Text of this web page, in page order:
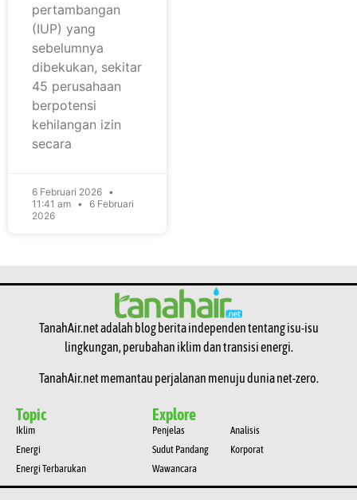
pertambangan
(IUP) yang
sebelumnya
dibekukan, sekitar
45 perusahaan
berpotensi
kehilangan izin
secara
6 Februari 2026
11:41 am
6 Februari
2026
TanahAir.net adalah blog berita independen tentang isu-isu
lingkungan, perubahan iklim dan transisi energi.
TanahAir.net memantau perjalanan menuju dunia net-zero.
Topic
Iklim
Energi
Energi Terbarukan
Explore
Penjelas
Sudut Pandang
Wawancara
Analisis
Korporat